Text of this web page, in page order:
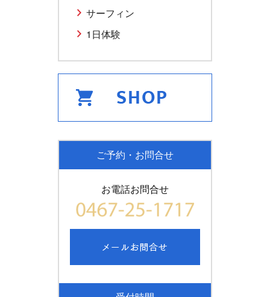
サーフィン
1日体験
ご予約・お問合せ
お電話お問合せ